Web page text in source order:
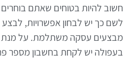
חשוב להיות בטוחים שאתם בוחרים
לשם כך יש לבחון אפשרויות,
מבצעים עסקה משתלמת. על מנת
בעפולה יש לקחת בחשבון מספר